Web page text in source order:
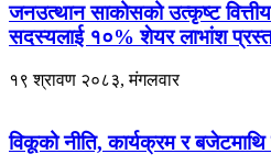
जनउत्थान साकोसको उत्कृष्ट
सदस्यलाई १०% शेयर लाभांश
१९ श्रावण २०८३, मंगलवार
विकूको नीति, कार्यक्रम र